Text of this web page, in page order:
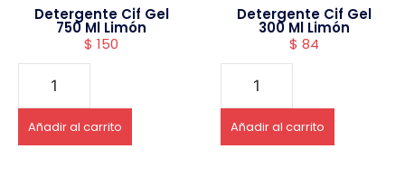
Detergente Cif Gel
750 Ml Limón
$ 150
Añadir al carrito
Detergente Cif Gel
300 Ml Limón
$ 84
Añadir al carrito